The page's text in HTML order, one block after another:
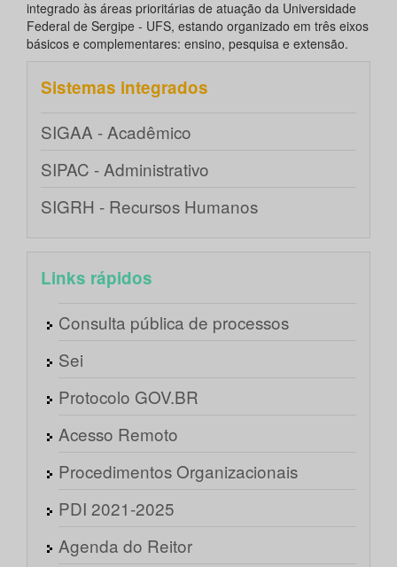
integrado às áreas prioritárias de atuação da Universidade
Federal de Sergipe - UFS, estando organizado em três eixos
básicos e complementares: ensino, pesquisa e extensão.
Sistemas integrados
SIGAA - Acadêmico
SIPAC - Administrativo
SIGRH - Recursos Humanos
Links rápidos
Consulta pública de processos
Sei
Protocolo GOV.BR
Acesso Remoto
Procedimentos Organizacionais
PDI 2021-2025
Agenda do Reitor